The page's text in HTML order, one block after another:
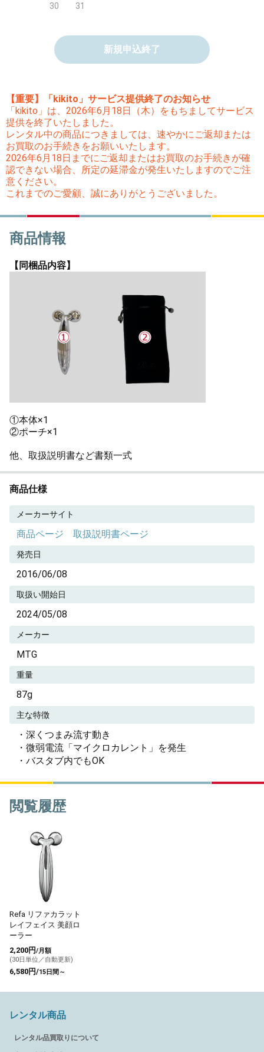
30 31
新規申込終了
【重要】「kikito」サービス提供終了のお知らせ
「kikito」は、2026年6月18日（木）をもちましてサービス
提供を終了いたしました。
レンタル中の商品につきましては、速やかにご返却または
お買取のお手続きをお願いいたします。
2026年6月18日までにご返却またはお買取のお手続きが確
認できない場合、所定の延滞金が発生いたしますのでご注
意ください。
これまでのご愛顧、誠にありがとうございました。
商品情報
【同梱品内容】
①本体×1
②ポーチ×1
他、取扱説明書など書類一式
商品仕様
メーカーサイト
商品ページ 取扱説明書ページ
発売日
2016/06/08
取扱い開始日
2024/05/08
メーカー
MTG
重量
87g
主な特徴
・深くつまみ流す動き
・微弱電流「マイクロカレント」を発生
・バスタブ内でもOK
閲覧履歴
Refa リファカラット
レイフェイス 美顔ロ
ーラー
2,200円/月額
(30日単位／自動更新)
6,580円/15日間～
レンタル商品
レンタル品買取りについて